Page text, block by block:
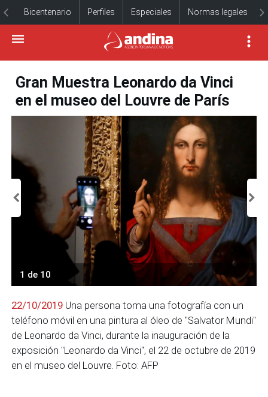
Bicentenario Perfiles Especiales Normas legales
Gran Muestra Leonardo da Vinci
en el museo del Louvre de París
1 de 10
22/10/2019 Una persona toma una fotografía con un
teléfono móvil en una pintura al óleo de "Salvator Mundi"
de Leonardo da Vinci, durante la inauguración de la
exposición "Leonardo da Vinci", el 22 de octubre de 2019
en el museo del Louvre. Foto: AFP